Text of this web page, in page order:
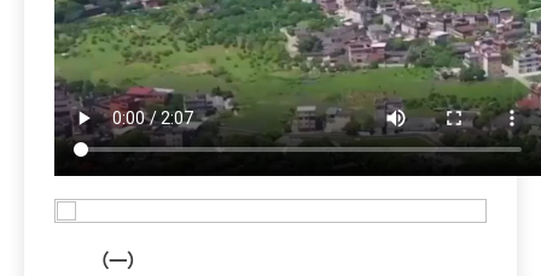
（一）